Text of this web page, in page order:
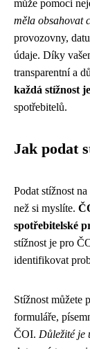
může pomoci
měla obsahovat
provozovny,
údaje. Díky
transparentní a
každá stížnost
spotřebitelů.
Jak podat
Podat stížnost
než si myslíte.
spotřebitelské
stížnost je pro
identifikovat
Stížnost můžete
formuláře,
ČOI. Důležité je